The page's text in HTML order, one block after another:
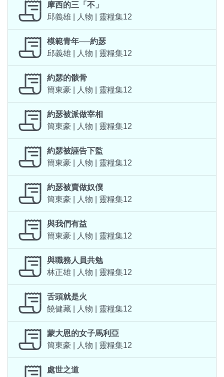
摩西的三「不」
邱義雄 | 人物 | 靈糧集12
模範青年──約瑟
邱義雄 | 人物 | 靈糧集12
約瑟的骸骨
簡東豪 | 人物 | 靈糧集12
約瑟被派做宰相
簡東豪 | 人物 | 靈糧集12
約瑟被誣告下監
簡東豪 | 人物 | 靈糧集12
約瑟被賣做奴僕
簡東豪 | 人物 | 靈糧集12
與我們有益
簡東豪 | 人物 | 靈糧集12
與職務人員共勉
林正雄 | 人物 | 靈糧集12
舌頭就是火
饒健藏 | 人物 | 靈糧集12
蒙大恩的女子馬利亞
簡東豪 | 人物 | 靈糧集12
處世之道